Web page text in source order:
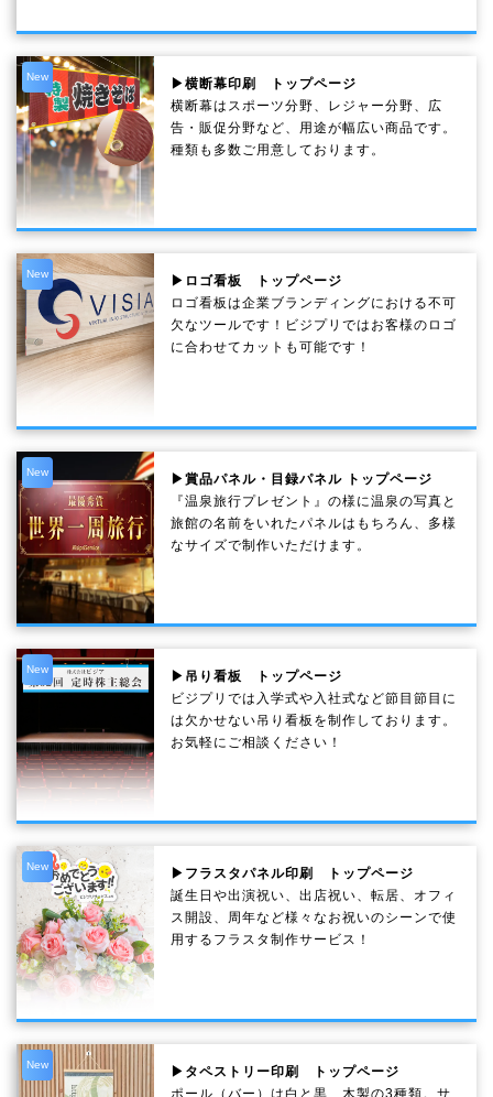
New
▶横断幕印刷 トップページ
横断幕はスポーツ分野、レジャー分野、広
告・販促分野など、用途が幅広い商品です。
種類も多数ご用意しております。
New
▶ロゴ看板 トップページ
ロゴ看板は企業ブランディングにおける不可
欠なツールです！ビジプリではお客様のロゴ
に合わせてカットも可能です！
New
▶賞品パネル・目録パネル トップページ
『温泉旅行プレゼント』の様に温泉の写真と
旅館の名前をいれたパネルはもちろん、多様
なサイズで制作いただけます。
New
▶吊り看板 トップページ
ビジプリでは入学式や入社式など節目節目に
は欠かせない吊り看板を制作しております。
お気軽にご相談ください！
New
▶フラスタパネル印刷 トップページ
誕生日や出演祝い、出店祝い、転居、オフィ
ス開設、周年など様々なお祝いのシーンで使
用するフラスタ制作サービス！
New
▶タペストリー印刷 トップページ
ポール（バー）は白と黒、木製の3種類。サ